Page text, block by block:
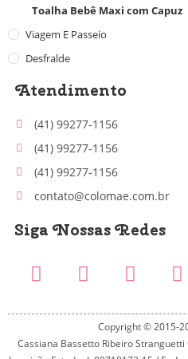
Toalha Bebê Maxi com Capuz
Viagem E Passeio
Desfralde
Atendimento
(41) 99277-1156
(41) 99277-1156
(41) 99277-1156
contato@colomae.com.br
Siga Nossas Redes
Copyright © 2015-
Cassiana Bassetto Ribeiro